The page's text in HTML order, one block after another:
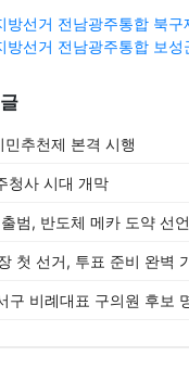
선거 전남광주통합 북구
선거 전남광주통합 보성
추천제 본격 시행
청사 시대 개막
범, 반도체 메카 도약 선언
첫 선거, 투표 준비 완벽
구 비례대표 구의원 후보